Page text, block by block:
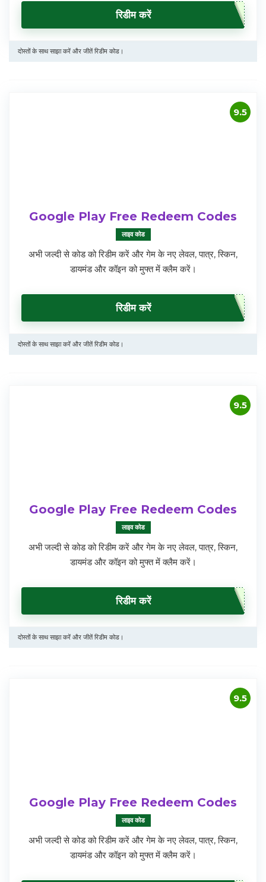
रिडीम करें
दोस्तों के साथ साझा करें और जीतें रिडीम कोड।
9.5
Google Play Free Redeem Codes
लाइव कोड
अभी जल्दी से कोड को रिडीम करें और गेम के नए लेवल, पात्र, स्किन,
डायमंड और कॉइन को मुफ्त में क्लैम करें।
रिडीम करें
दोस्तों के साथ साझा करें और जीतें रिडीम कोड।
9.5
Google Play Free Redeem Codes
लाइव कोड
अभी जल्दी से कोड को रिडीम करें और गेम के नए लेवल, पात्र, स्किन,
डायमंड और कॉइन को मुफ्त में क्लैम करें।
रिडीम करें
दोस्तों के साथ साझा करें और जीतें रिडीम कोड।
9.5
Google Play Free Redeem Codes
लाइव कोड
अभी जल्दी से कोड को रिडीम करें और गेम के नए लेवल, पात्र, स्किन,
डायमंड और कॉइन को मुफ्त में क्लैम करें।